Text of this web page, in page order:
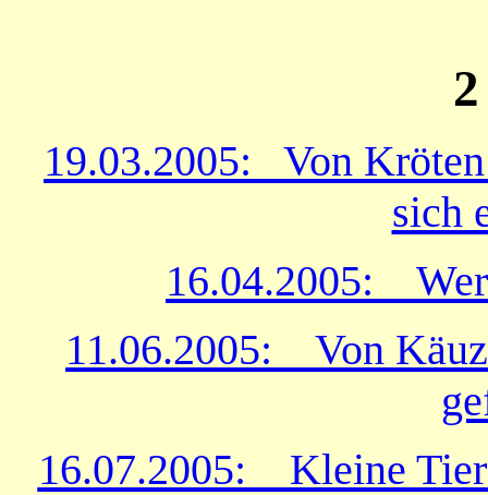
19.03.2005: Von
sich
16.04.2005: Wer
11.06.2005: Von
16.07.2005: Kleine